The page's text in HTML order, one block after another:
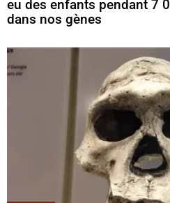
eu des enfants pendant 7
dans nos gènes